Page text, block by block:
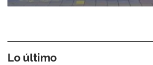
Lo último